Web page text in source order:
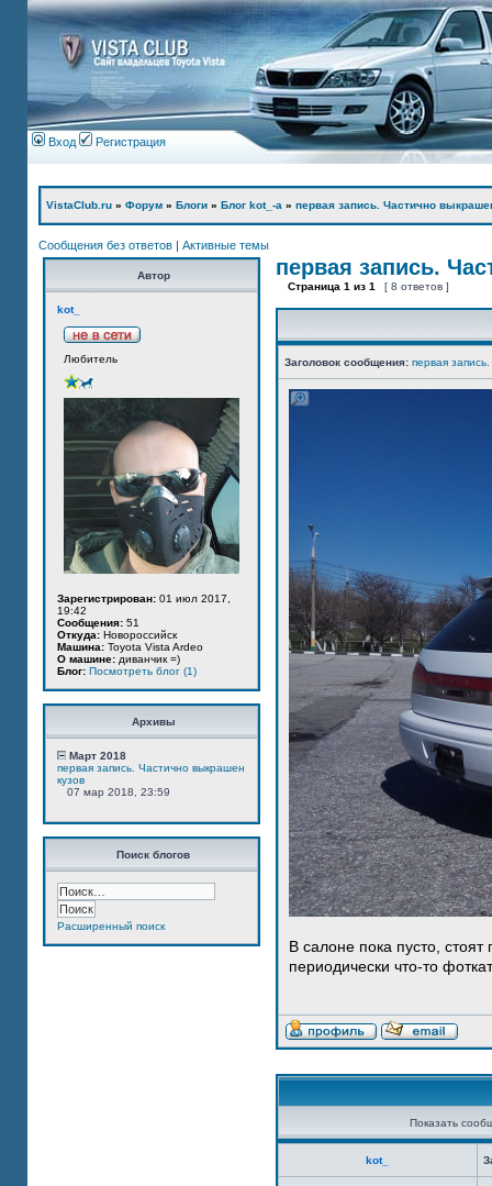
Вход Регистрация
VistaClub.ru » Форум » Блоги » Блог kot_-а » первая запись. Частично
Сообщения без ответов | Активные темы
Автор
kot_
Любитель
Зарегистрирован: 01 июл 2017,
19:42
Сообщения: 51
Откуда: Новороссийск
Машина: Toyota Vista Ardeo
О машине: диванчик =)
Блог: Посмотреть блог (1)
Архивы
Март 2018
первая запись. Частично выкрашен
кузов
07 мар 2018, 23:59
Поиск блогов
Расширенный поиск
первая запись.
Страница 1 из 1 [ 8 ответов ]
Заголовок сообщения: первая
В салоне пока пусто,
периодически что-то
Показать
kot_